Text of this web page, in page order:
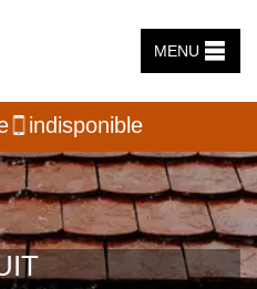
MENU
indisponible